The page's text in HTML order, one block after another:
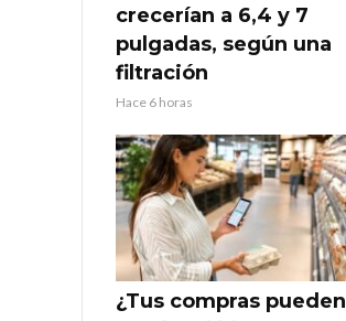
crecerían a 6,4 y 7
pulgadas, según una
filtración
Hace 6 horas
¿Tus compras pueden